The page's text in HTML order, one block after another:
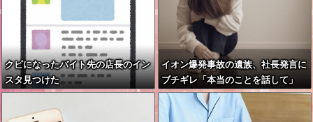
クビになったバイト先の店長のイン
スタ見つけた
イオン爆発事故の遺族、社長発言に
ブチギレ「本当のことを話して」